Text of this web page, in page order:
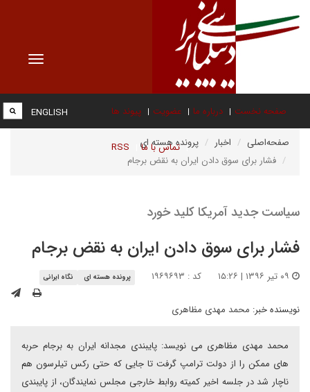
Toggle
صفحه نخست درباره ما عضویت پیوند ها
تماس با ما RSS
ENGLISH
صفحه‌اصلی اخبار
پرونده هسته ای
فشار برای سوق دادن ایران به نقض برجام
سیاست جدید آمریکا کلید خورد
فشار برای سوق دادن ایران به نقض برجام
کد : ۱۹۶۹۶۹۳ پرونده هسته ای نگاه ایرانی
نویسنده خبر: محمد مهدی مظاهری
محمد مهدی مظاهری می نویسد: پایبندی مجدانه ایران به برجام حربه
های ممکن را از دولت ترامپ گرفت تا جایی که حتی رکس تیلرسون هم
ناچار شد در جلسه اخیر کمیته روابط خارجی مجلس نمایندگان، از پایبندی